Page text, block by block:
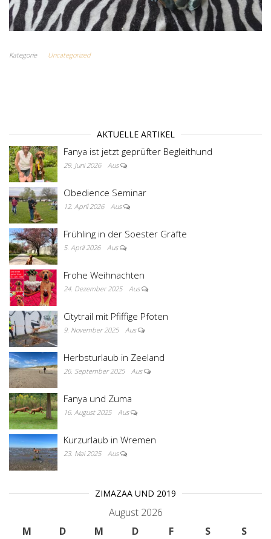
Kategorie Uncategorized
AKTUELLE ARTIKEL
Fanya ist jetzt geprüfter Begleithund
29. Juni 2026 Aus
Obedience Seminar
12. April 2026 Aus
Frühling in der Soester Gräfte
5. April 2026 Aus
Frohe Weihnachten
24. Dezember 2025 Aus
Citytrail mit Pfiffige Pfoten
9. November 2025 Aus
Herbsturlaub in Zeeland
26. September 2025 Aus
Fanya und Zuma
16. August 2025 Aus
Kurzurlaub in Wremen
23. Mai 2025 Aus
ZIMAZAA UND 2019
August 2026
M
D M D F S
S